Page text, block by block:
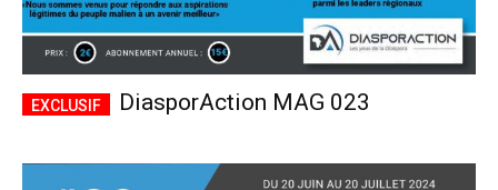
DiasporAction MAG 023